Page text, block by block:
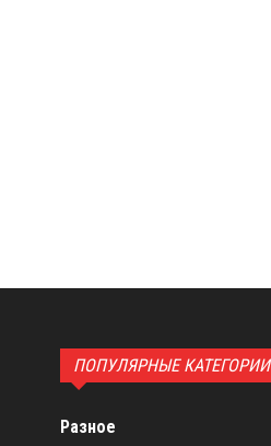
ПОПУЛЯРНЫЕ КАТЕГОРИИ
Разное